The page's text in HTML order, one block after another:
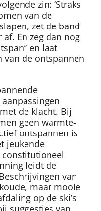
zin: ‘Straks
van de
zet de band
En zeg dan nog
en laat
van de ontspannen
de klacht. Bij
geen warmte-
ontspannen is
jeukende
leidt de
van
maar mooie
op de ski’s
suggesties van